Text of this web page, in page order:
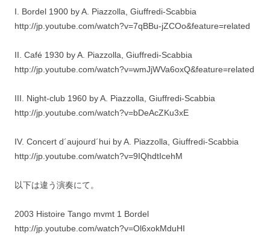
I. Bordel 1900 by A. Piazzolla, Giuffredi-Scabbia
http://jp.youtube.com/watch?v=7qBBu-jZCOo&feature=related
II. Café 1930 by A. Piazzolla, Giuffredi-Scabbia
http://jp.youtube.com/watch?v=wmJjWVa6oxQ&feature=related
III. Night-club 1960 by A. Piazzolla, Giuffredi-Scabbia
http://jp.youtube.com/watch?v=bDeAcZKu3xE
IV. Concert d´aujourd´hui by A. Piazzolla, Giuffredi-Scabbia
http://jp.youtube.com/watch?v=9IQhdtIcehM
以下は違う演奏にて。
2003 Histoire Tango mvmt 1 Bordel
http://jp.youtube.com/watch?v=Ol6xokMduHI